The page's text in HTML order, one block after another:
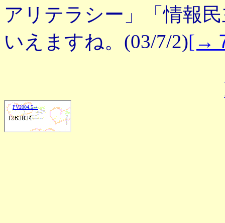
アリテラシー」「情報
いえますね。(03/7/2)[→